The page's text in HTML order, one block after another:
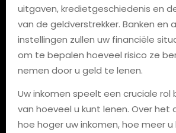
uitgaven, kredietgeschiedenis en
van de geldverstrekker. Banken en
instellingen zullen uw financiële
om te bepalen hoeveel risico ze
nemen door u geld te lenen.
Uw inkomen speelt een cruciale rol
van hoeveel u kunt lenen. Over het
hoe hoger uw inkomen, hoe meer u